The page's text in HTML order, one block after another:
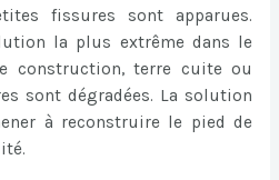
fissures sont apparues.
la plus extrême dans le
construction, terre cuite ou
sont dégradées. La solution
à reconstruire le pied de